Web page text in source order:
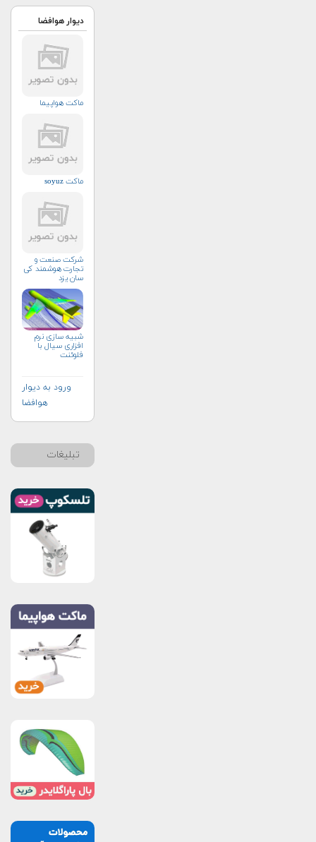
دیوار هوافضا
ماکت هواپیما
ماکت soyuz
شرکت صنعت و
تجارت هوشمند کی
سان یزد
شبیه سازی نرم
افزاری سیال با
فلوئنت
ورود به دیوار
هوافضا
تبلیغات